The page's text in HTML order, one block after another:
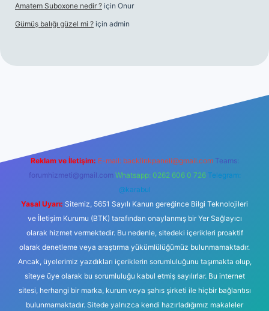
Amatem Suboxone nedir ? için Onur
Gümüş balığı güzel mi ? için admin
Reklam ve İletişim: E-mail: backlinkpaneli@gmail.com Teams:
forumhizmeti@gmail.com Whatsapp: 0262 606 0 726 Telegram:
@karabul
Yasal Uyarı: Sitemiz, 5651 Sayılı Kanun gereğince Bilgi Teknolojileri
ve İletişim Kurumu (BTK) tarafından onaylanmış bir Yer Sağlayıcı
olarak hizmet vermektedir. Bu nedenle, sitedeki içerikleri proaktif
olarak denetleme veya araştırma yükümlülüğümüz bulunmamaktadır.
Ancak, üyelerimiz yazdıkları içeriklerin sorumluluğunu taşımakta olup,
siteye üye olarak bu sorumluluğu kabul etmiş sayılırlar. Bu internet
sitesi, herhangi bir marka, kurum veya şahıs şirketi ile hiçbir bağlantısı
bulunmamaktadır. Sitede yalnızca kendi hazırladığımız makaleler